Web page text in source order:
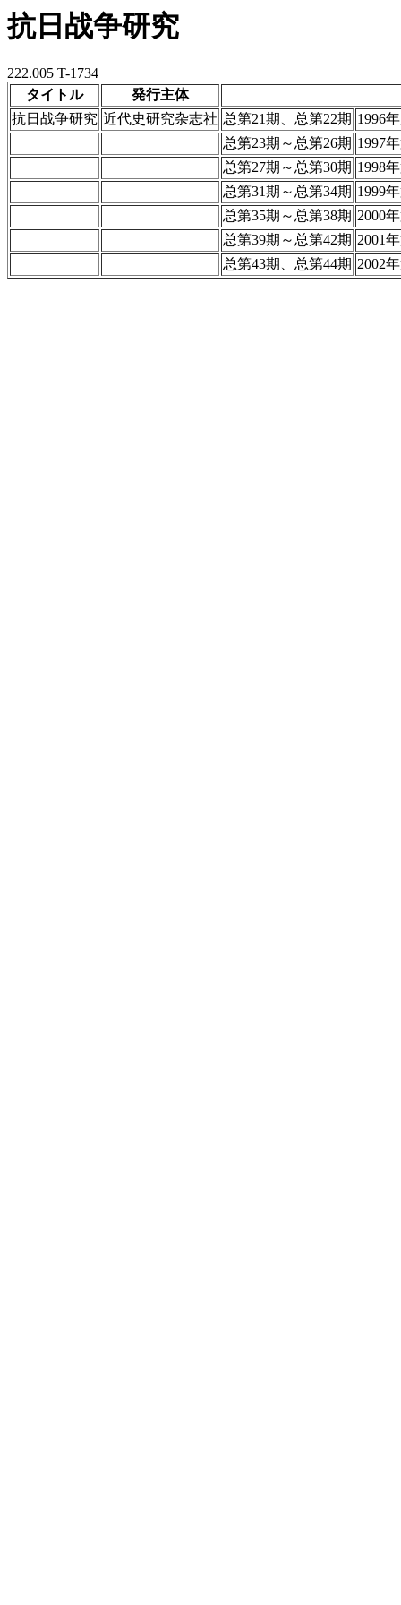
抗日战争研究
222.005 T-1734
タイトル
発行主体
抗日战争研究 近代史研究杂志社 总第21期、总第22期 1996
总第23期～总第26期 1997
总第27期～总第30期 1998
总第31期～总第34期 1999
总第35期～总第38期 2000
总第39期～总第42期 2001
总第43期、总第44期 2002